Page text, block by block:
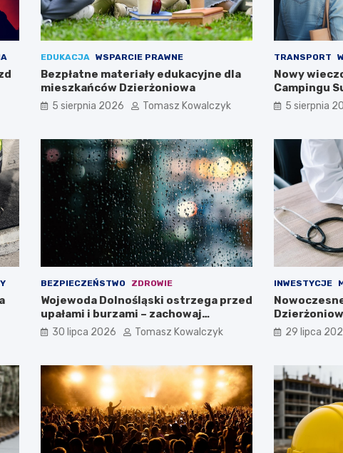
EDUKACJA WSPARCIE PRAWNE
Bezpłatne materiały edukacyjne dla
mieszkańców Dzierżoniowa
5 sierpnia 2026 Tomasz Kowalczyk
TRANSPORT
Nowy
Campingu
5 sierpnia
BEZPIECZEŃSTWO ZDROWIE
Wojewoda Dolnośląski ostrzega przed
upałami i burzami – zachowaj
ostrożność!
30 lipca 2026 Tomasz Kowalczyk
INWESTYCJE
29 lipca